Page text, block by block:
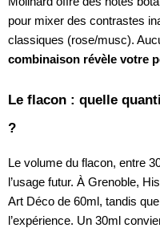
pour mixer des contrastes
classiques (rose/musc).
combinaison révèle votre
Le flacon : quelle
?
Le volume du flacon, entre
l’usage futur. À Grenoble,
Art Déco de 60ml, tandis
l’expérience. Un 30ml